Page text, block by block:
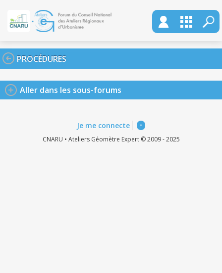
PROCÉDURES
Aller dans les sous-forums
Je me connecte ↑
CNARU • Ateliers Géomètre Expert © 2009 - 2025